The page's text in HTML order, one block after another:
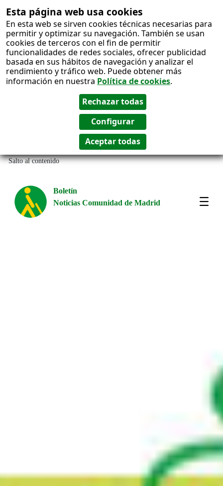
Esta página web usa cookies
En esta web se sirven cookies técnicas necesarias para
permitir y optimizar su navegación. También se usan
cookies de terceros con el fin de permitir
funcionalidades de redes sociales, ofrecer publicidad
basada en sus hábitos de navegación y analizar el
rendimiento y tráfico web. Puede obtener más
información en nuestra Política de cookies.
Salto al contenido
Boletín
Noticias Comunidad de Madrid